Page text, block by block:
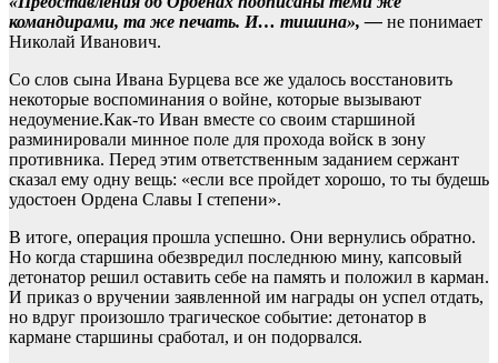
командирами, та же печать. И… тишина», — не понимает
Николай Иванович.
Со слов сына Ивана Бурцева все же удалось восстановить
некоторые воспоминания о войне, которые вызывают
недоумение.Как-то Иван вместе со своим старшиной
разминировали минное поле для прохода войск в зону
противника. Перед этим ответственным заданием сержант
сказал ему одну вещь: «если все пройдет хорошо, то ты будешь
удостоен Ордена Славы I степени».
В итоге, операция прошла успешно. Они вернулись обратно.
Но когда старшина обезвредил последнюю мину, капсовый
детонатор решил оставить себе на память и положил в карман.
И приказ о вручении заявленной им награды он успел отдать,
но вдруг произошло трагическое событие: детонатор в
кармане старшины сработал, и он подорвался.